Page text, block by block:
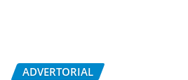
ADVERTORIAL